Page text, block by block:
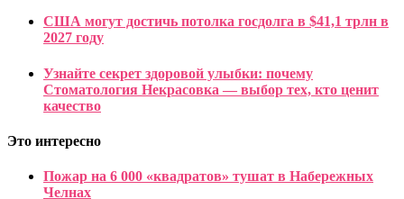
США могут достичь потолка госдолга в $41,1 трлн в
2027 году
Узнайте секрет здоровой улыбки: почему
Стоматология Некрасовка — выбор тех, кто ценит
качество
Это интересно
Пожар на 6 000 «квадратов» тушат в Набережных
Челнах